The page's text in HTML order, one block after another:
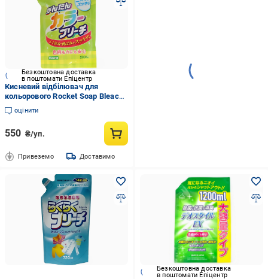
Безкоштовна доставка
в поштомати Епіцентр
Кисневий відбілювач для
кольорового Rocket Soap Bleach
for Colored Clothes одягу
змінний блок 2 л (2899412530)
оцінити
550 ₴/уп.
Привеземо Доставимо
Безкоштовна доставка
в поштомати Епіцентр